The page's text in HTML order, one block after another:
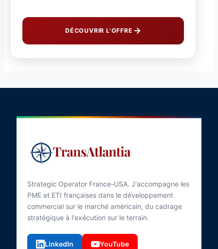
DÉCOUVRIR L'OFFRE
Strategic Operator France-USA. J'accompagne les
PME et ETI françaises dans le développement
commercial sur le marché américain, du cadrage
stratégique à l'exécution sur le terrain.
LinkedIn YouTube